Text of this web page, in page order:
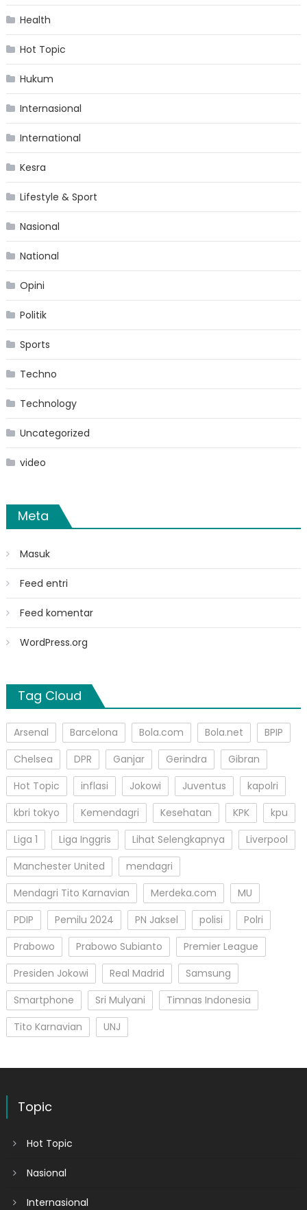
Health
Hot Topic
Hukum
Internasional
International
Kesra
Lifestyle & Sport
Nasional
National
Opini
Politik
Sports
Techno
Technology
Uncategorized
video
Meta
Masuk
Feed entri
Feed komentar
WordPress.org
Tag Cloud
Arsenal Barcelona Bola.com Bola.net
BPIP
Chelsea
DPR Ganjar Gerindra
Gibran
Hot Topic
inflasi Jokowi Juventus
kapolri
kbri tokyo
Kemendagri Kesehatan KPK
kpu
Liga 1
Liga Inggris Lihat Selengkapnya
Liverpool
Manchester United
mendagri
Mendagri Tito Karnavian
Merdeka.com
MU
PDIP
Pemilu 2024 PN Jaksel polisi
Polri
Prabowo
Prabowo Subianto
Premier League
Presiden Jokowi
Real Madrid
Samsung
Smartphone
Sri Mulyani
Timnas Indonesia
Tito Karnavian
UNJ
Topic
Hot Topic
Nasional
Internasional